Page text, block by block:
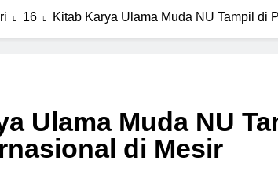
16 Kitab Karya Ulama Muda NU Tampil di
Ulama Muda NU
di Mesir